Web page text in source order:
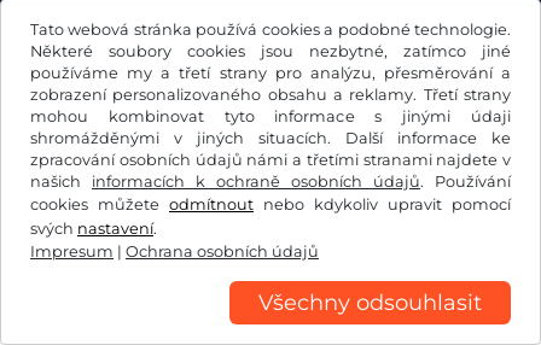
Tato webová stránka používá cookies a podobné technologie.
Některé soubory cookies jsou nezbytné, zatímco jiné
používáme my a třetí strany pro analýzu, přesměrování a
zobrazení personalizovaného obsahu a reklamy. Třetí strany
mohou kombinovat tyto informace s jinými údaji
shromážděnými v jiných situacích. Další informace ke
zpracování osobních údajů námi a třetími stranami najdete v
našich informacích k ochraně osobních údajů. Používání
cookies můžete odmítnout nebo kdykoliv upravit pomocí
svých nastavení.
Impresum | Ochrana osobních údajů
Všechny odsouhlasit
KčCZK
Facebook Instagram
Všeobecné obchodní podmínky / Právo na odstoupení od
smlouvy
Ochrana osobních údajů
Nastavení cookies